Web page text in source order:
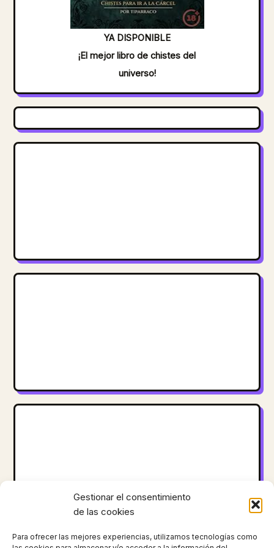
Gestionar el consentimiento
de las cookies
Para ofrecer las mejores experiencias, utilizamos tecnologías como
YA DISPONIBLE
¡El mejor libro de chistes del
universo!